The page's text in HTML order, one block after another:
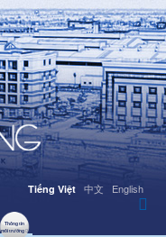
Tiếng Việt 中文 English
Thông tin
môi trường